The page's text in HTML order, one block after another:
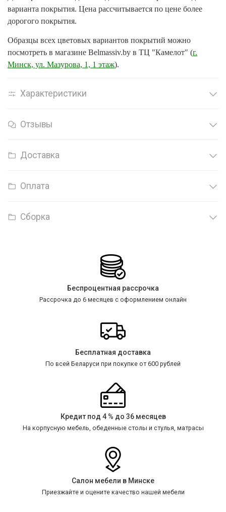
варианта покрытия. Цена рассчитывается по цене более
дорогого покрытия.
Образцы всех цветовых вариантов покрытий можно
посмотреть в магазине Belmassiv.by в ТЦ "Камелот" (г.
Минск, ул. Мазурова, 1, 1 этаж).
Характеристики
Отзывы
Доставка
Оплата
Сборка
Беспроцентная рассрочка
Рассрочка до 6 месяцев с оформлением онлайн
Бесплатная доставка
По всей Беларуси при покупке от 600 рублей
Кредит под 4 % до 36 месяцев
На корпусную мебель, обеденные столы и стулья, матрасы
Салон мебели в Минске
Приезжайте и оцените качество нашей мебели